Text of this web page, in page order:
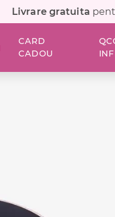
Livrare gratuita
CARD
CADOU